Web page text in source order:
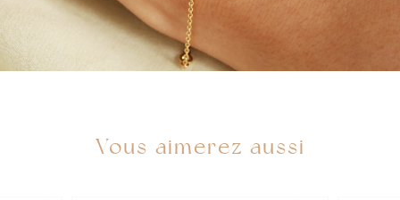
Vous aimerez aussi